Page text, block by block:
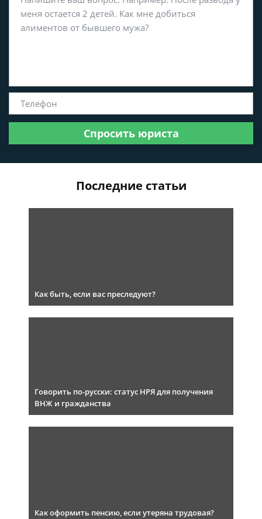
Спросить юриста
Последние статьи
Как быть, если вас преследуют?
Говорить по-русски: статус НРЯ для получения
ВНЖ и гражданства
Как оформить пенсию, если утеряна трудовая?